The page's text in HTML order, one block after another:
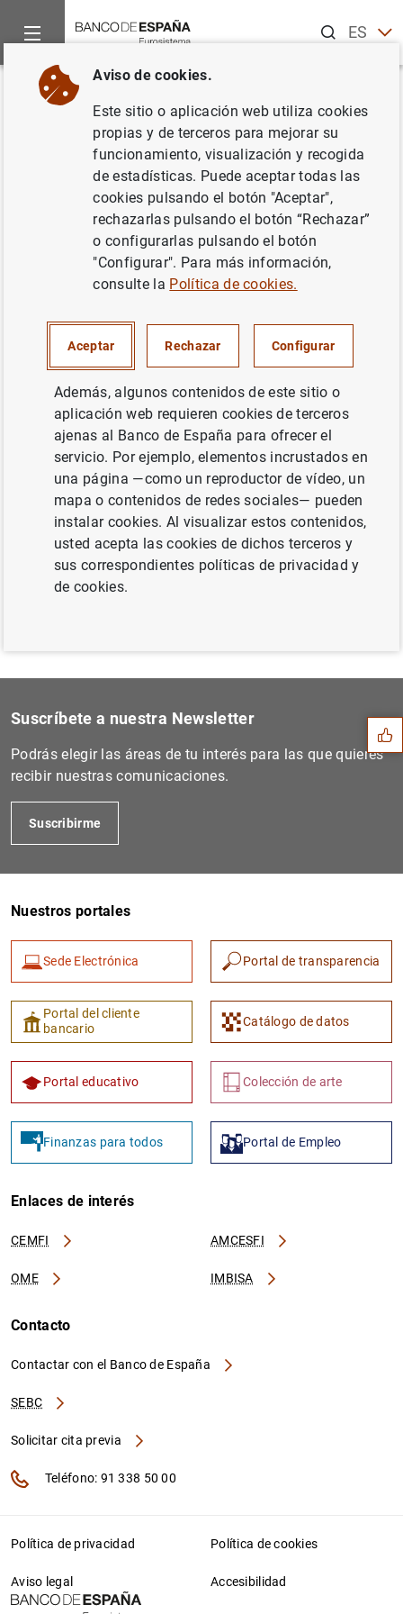
ESEN
Inicio Noticias y eventos
Volver
Resultados de la encuesta de
julio de 2004 sobre préstamos
bancarios en la zona del euro
Resultados de la encuesta de julio de 2004
sobre préstamos bancarios en la zona del
euro (22KB)
Anterior
Calendario indicativo de lo...
Siguiente
Estadística de los tipos de...
Sugerencias
1 2
Suscríbete a nuestra Newsletter
Podrás elegir las áreas de tu interés para las que quieres
recibir nuestras comunicaciones.
Suscribirme
Nuestros portales
Sede Electrónica Portal de transparencia
Portal del cliente
bancario
Catálogo de datos
Portal educativo Colección de arte
Finanzas para todos Portal de Empleo
Enlaces de interés
CEMFI AMCESFI
OME IMBISA
Contacto
Contactar con el Banco de España
SEBC
Solicitar cita previa
Teléfono: 91 338 50 00
Política de privacidad Política de cookies
Aviso legal Accesibilidad
Aviso de cookies.
Este sitio o aplicación web utiliza cookies
propias y de terceros para mejorar su
funcionamiento, visualización y recogida
de estadísticas. Puede aceptar todas las
cookies pulsando el botón "Aceptar",
rechazarlas pulsando el botón “Rechazar”
o configurarlas pulsando el botón
"Configurar". Para más información,
consulte la Política de cookies.
Aceptar Rechazar Configurar
Además, algunos contenidos de este sitio o
aplicación web requieren cookies de terceros
ajenas al Banco de España para ofrecer el
servicio. Por ejemplo, elementos incrustados en
una página —como un reproductor de vídeo, un
mapa o contenidos de redes sociales— pueden
instalar cookies. Al visualizar estos contenidos,
usted acepta las cookies de dichos terceros y
sus correspondientes políticas de privacidad y
de cookies.